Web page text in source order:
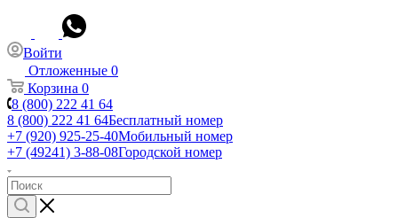
Войти
Отложенные 0
Корзина 0
8 (800) 222 41 64
8 (800) 222 41 64Бесплатный номер
+7 (920) 925-25-40Мобильный номер
+7 (49241) 3-88-08Городской номер